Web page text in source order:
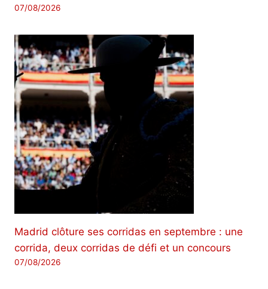
07/08/2026
Madrid clôture ses corridas en septembre : une
corrida, deux corridas de défi et un concours
07/08/2026